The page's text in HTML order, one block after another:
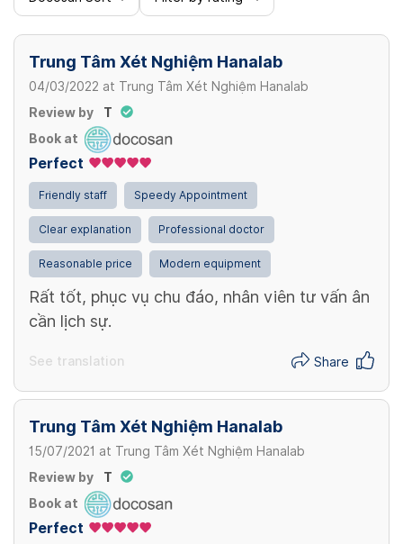
100,000 VND/ Lần
RPR (BW) Giang mai
70,000 VND/ Lần
View more
380,000 VND/ Lần
NIPT (từ 3 - nhiều loại NST)
3,000,000 - 8,500,000 VND/ Lần
Thalassemia (từ 1- 5 loại bệnh)
500,000 - 25,000,000 VND/ Lần
View more
Trung Tâm Xét Nghiệm Hanalab
04/03/2022 at Trung Tâm Xét Nghiệm Hanalab
Review by
T
Book at
Perfect
Friendly staff Speedy Appointment
Clear explanation Professional doctor
Reasonable price Modern equipment
Rất tốt, phục vụ chu đáo, nhân viên tư vấn ân
cần lịch sự.
See translation Share
Trung Tâm Xét Nghiệm Hanalab
15/07/2021 at Trung Tâm Xét Nghiệm Hanalab
Review by
T
Book at
Perfect